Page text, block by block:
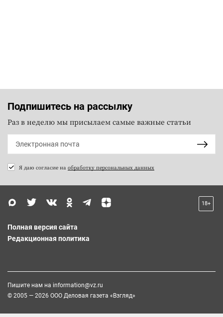
Подпишитесь на рассылку
Раз в неделю мы присылаем самые важные статьи
Я даю согласие на обработку персональных данных
18+
Полная версия сайта
Редакционная политика
Пишите нам на information@vz.ru
© 2005 — 2026 ООО Деловая газета «Взгляд»